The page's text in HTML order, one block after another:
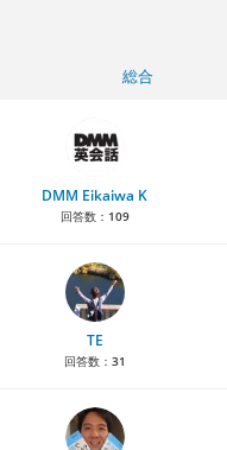
総合
DMM Eikaiwa K
回答数： 109
TE
回答数： 31